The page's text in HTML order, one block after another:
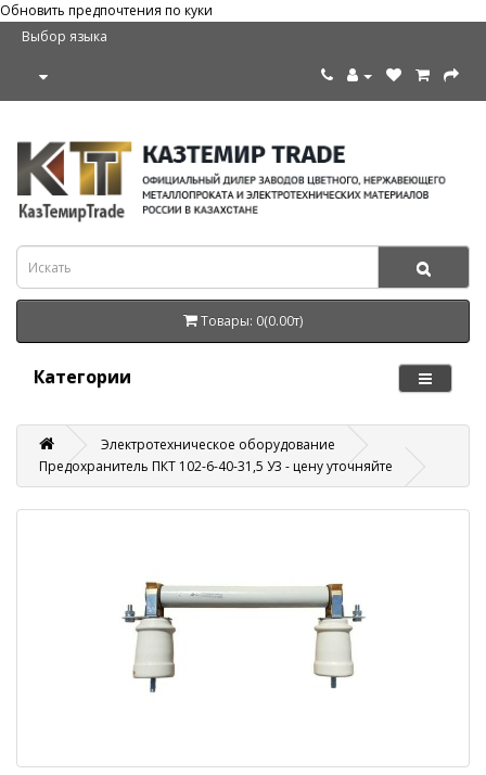
Обновить предпочтения по куки
Выбор языка
Товары: 0(0.00т)
Категории
Электротехническое оборудование
Предохранитель ПКТ 102-6-40-31,5 У3 - цену уточняйте